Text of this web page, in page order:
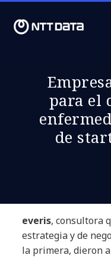
para el
de
everis, consultora
estrategia y de
la primera, dieron